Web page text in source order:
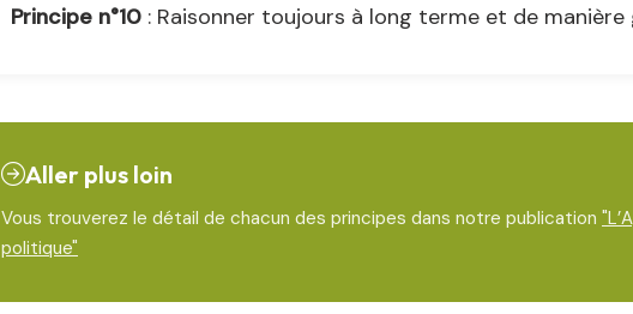
Principe n°10 : Raisonner toujours à long terme et de manière
Aller plus loin
Vous trouverez le détail de chacun des principes dans notre publication
politique"